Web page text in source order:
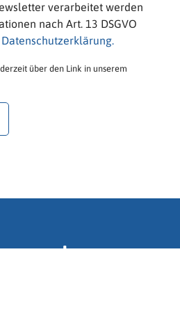
verarbeitet werden
nach Art. 13 DSGVO
Datenschutzerklärung.
über den Link in unserem
der